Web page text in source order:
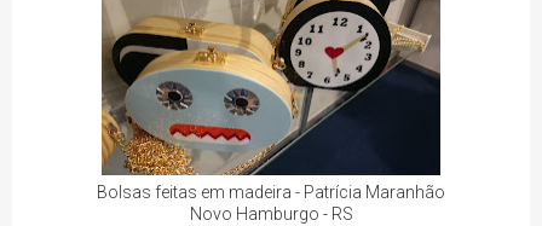
Bolsas feitas em madeira - Patrícia Maranhão
Novo Hamburgo - RS